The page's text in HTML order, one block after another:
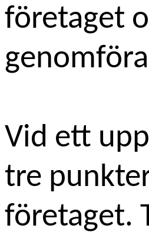
företaget
Vid ett
tre
företaget.